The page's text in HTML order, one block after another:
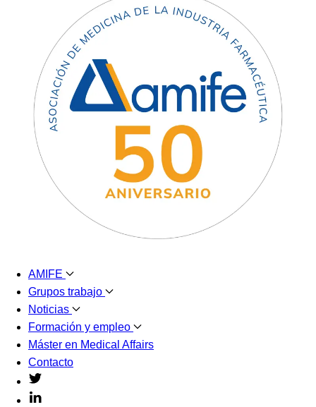
AMIFE
Grupos trabajo
Noticias
Formación y empleo
Máster en Medical Affairs
Contacto